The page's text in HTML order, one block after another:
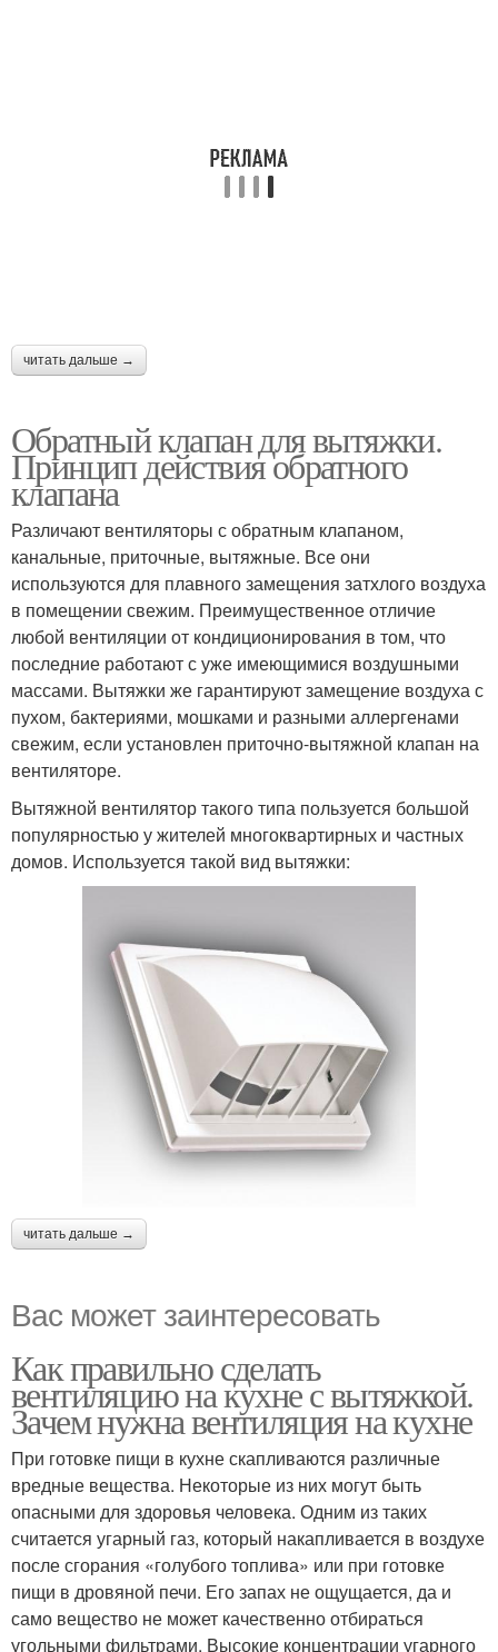
читать дальше →
Обратный клапан для вытяжки.
Принцип действия обратного
клапана
Различают вентиляторы с обратным клапаном,
канальные, приточные, вытяжные. Все они
используются для плавного замещения затхлого воздуха
в помещении свежим. Преимущественное отличие
любой вентиляции от кондиционирования в том, что
последние работают с уже имеющимися воздушными
массами. Вытяжки же гарантируют замещение воздуха с
пухом, бактериями, мошками и разными аллергенами
свежим, если установлен приточно-вытяжной клапан на
вентиляторе.
Вытяжной вентилятор такого типа пользуется большой
популярностью у жителей многоквартирных и частных
домов. Используется такой вид вытяжки:
читать дальше →
Вас может заинтересовать
Как правильно сделать
вентиляцию на кухне с вытяжкой.
Зачем нужна вентиляция на кухне
При готовке пищи в кухне скапливаются различные
вредные вещества. Некоторые из них могут быть
опасными для здоровья человека. Одним из таких
считается угарный газ, который накапливается в воздухе
после сгорания «голубого топлива» или при готовке
пищи в дровяной печи. Его запах не ощущается, да и
само вещество не может качественно отбираться
угольными фильтрами. Высокие концентрации угарного